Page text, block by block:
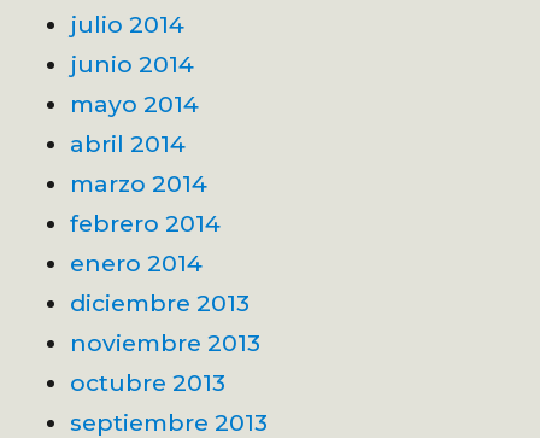
julio 2014
junio 2014
mayo 2014
abril 2014
marzo 2014
febrero 2014
enero 2014
diciembre 2013
noviembre 2013
octubre 2013
septiembre 2013